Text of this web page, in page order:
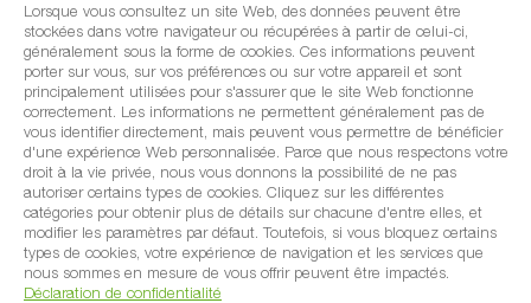
Lorsque vous consultez un site Web, des données peuvent être
stockées dans votre navigateur ou récupérées à partir de celui-ci,
généralement sous la forme de cookies. Ces informations peuvent
porter sur vous, sur vos préférences ou sur votre appareil et sont
principalement utilisées pour s'assurer que le site Web fonctionne
correctement. Les informations ne permettent généralement pas de
vous identifier directement, mais peuvent vous permettre de bénéficier
d'une expérience Web personnalisée. Parce que nous respectons votre
droit à la vie privée, nous vous donnons la possibilité de ne pas
autoriser certains types de cookies. Cliquez sur les différentes
catégories pour obtenir plus de détails sur chacune d'entre elles, et
modifier les paramètres par défaut. Toutefois, si vous bloquez certains
types de cookies, votre expérience de navigation et les services que
nous sommes en mesure de vous offrir peuvent être impactés.
Déclaration de confidentialité